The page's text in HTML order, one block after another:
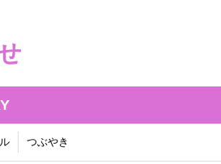
つぶやき